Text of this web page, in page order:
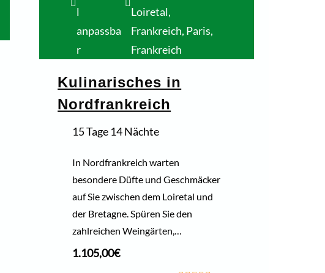
l
anpassba
r
Loiretal,
Frankreich, Paris,
Frankreich
Kulinarisches in
Nordfrankreich
15 Tage 14 Nächte
In Nordfrankreich warten
besondere Düfte und Geschmäcker
auf Sie zwischen dem Loiretal und
der Bretagne. Spüren Sie den
zahlreichen Weingärten,…
1.105,00€